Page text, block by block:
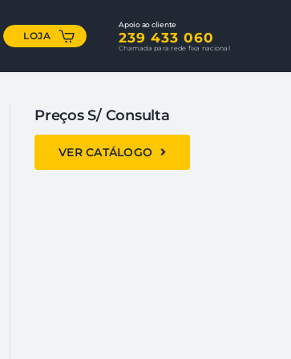
LOJA
Apoio ao cliente
239 433 060
Chamada para rede fixa nacional
Preços S/ Consulta
VER CATÁLOGO